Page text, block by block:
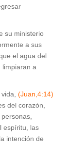
su ministerio
a sus
el agua del
limpiaran a
(Juan,4:14)
del corazón,
espíritu, las
intención de